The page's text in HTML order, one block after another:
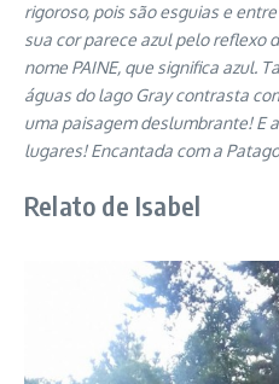
rigoroso, pois são esguias e
sua cor parece azul pelo reflexo
nome PAINE, que significa azul.
águas do lago Gray contrasta
uma paisagem deslumbrante! E
lugares! Encantada com a
Relato de Isabel